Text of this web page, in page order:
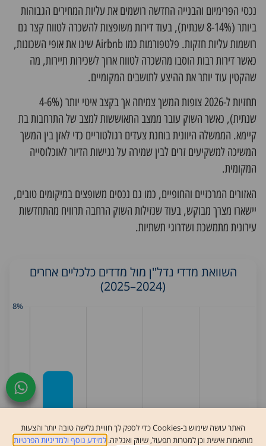
נכסי הפרימיום והבנייה החדשה רושמים את עליות המחירים הגבוהות
ביותר (8-14% שנתית), בעוד דירות משופצות להשכרה לטווח קצר גם
רושמות עליות חזקות. פלטפורמות כמו Airbnb שינו את אופי השכונות,
כאשר דירות רבות הוסבו מהשכרה לטווח ארוך לשכירות תיירות, מה
שהקטין עוד יותר את ההיצע לתושבים המקומיים.
תחזיות ל-2026 צופות המשך צמיחה אך בקצב איטי יותר (4-6%
שנתית), כאשר השוק עובר ממצב התאוששות למצב של התרחבות בת
קיימא. הממשלה היוונית בוחנת צעדים רגולטוריים כדי לאזן בין המשך
המשיכה למשקיעים זרים לבין שמירה על נגישות הדיור לאוכלוסייה
המקומית.
האזורים המרכזיים והחופיים, כמו גם נכסים משופצים במיקומים טובים,
יישארו מצרך מבוקש, בעוד שנזילות השוק הרחבה תרוויח מהתחדשות
עירונית מתמשכת ושדרוגי תשתיות.
השוואת מדדי נדל"ן מול מדדים כלכליים אחרים
(2024–2025)
צור
קשרהאתר עושה שימוש ב-Cookies כדי לספק לך חוויית גלישה טובה יותר והצעות
מותאמות אישית וכן למטרות תפעול, שיווק ואנליזה.למידע נוסף ולמדיניות הפרטיות